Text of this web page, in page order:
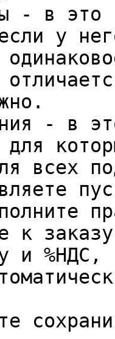
- в это
у
- в
для
всех
к
и %НДС,